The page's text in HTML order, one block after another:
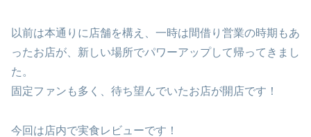
以前は本通りに店舗を構え、一時は間借り営業の時期もあ
ったお店が、新しい場所でパワーアップして帰ってきまし
た。
固定ファンも多く、待ち望んでいたお店が開店です！
今回は店内で実食レビューです！